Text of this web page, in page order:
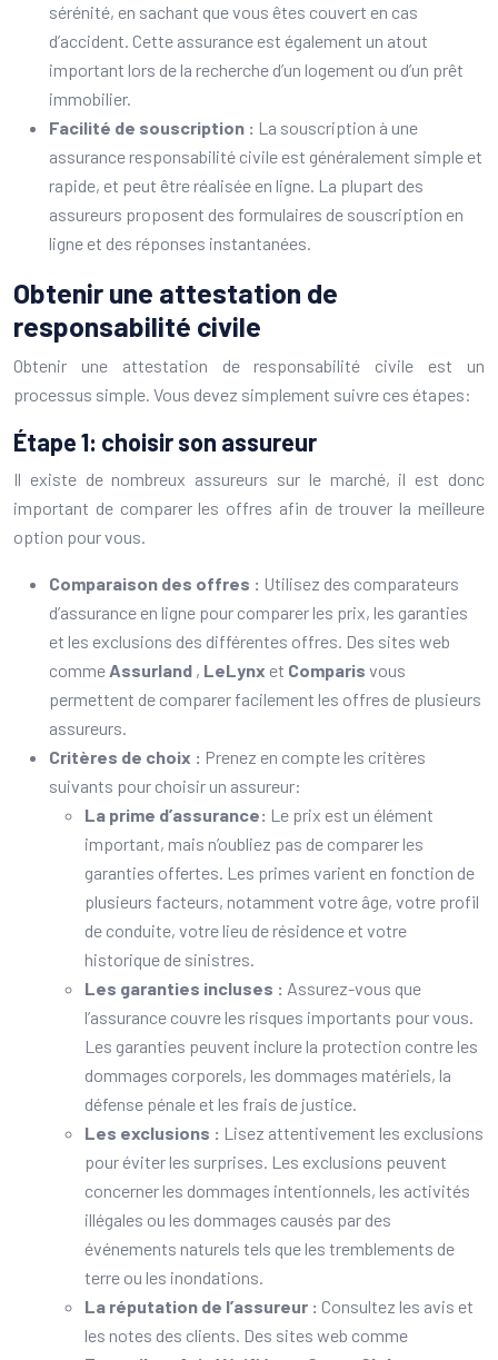
sérénité, en sachant que vous êtes couvert en cas
d’accident. Cette assurance est également un atout
important lors de la recherche d’un logement ou d’un prêt
immobilier.
Facilité de souscription : La souscription à une
assurance responsabilité civile est généralement simple et
rapide, et peut être réalisée en ligne. La plupart des
assureurs proposent des formulaires de souscription en
ligne et des réponses instantanées.
Obtenir une attestation de
responsabilité civile
Obtenir une attestation de responsabilité civile est un
processus simple. Vous devez simplement suivre ces étapes:
Étape 1: choisir son assureur
Il existe de nombreux assureurs sur le marché, il est donc
important de comparer les offres afin de trouver la meilleure
option pour vous.
Comparaison des offres : Utilisez des comparateurs
d’assurance en ligne pour comparer les prix, les garanties
et les exclusions des différentes offres. Des sites web
comme Assurland , LeLynx et Comparis vous
permettent de comparer facilement les offres de plusieurs
assureurs.
Critères de choix : Prenez en compte les critères
suivants pour choisir un assureur:
La prime d’assurance: Le prix est un élément
important, mais n’oubliez pas de comparer les
garanties offertes. Les primes varient en fonction de
plusieurs facteurs, notamment votre âge, votre profil
de conduite, votre lieu de résidence et votre
historique de sinistres.
Les garanties incluses : Assurez-vous que
l’assurance couvre les risques importants pour vous.
Les garanties peuvent inclure la protection contre les
dommages corporels, les dommages matériels, la
défense pénale et les frais de justice.
Les exclusions : Lisez attentivement les exclusions
pour éviter les surprises. Les exclusions peuvent
concerner les dommages intentionnels, les activités
illégales ou les dommages causés par des
événements naturels tels que les tremblements de
terre ou les inondations.
La réputation de l’assureur : Consultez les avis et
les notes des clients. Des sites web comme